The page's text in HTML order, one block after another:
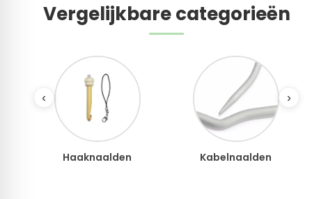
Vergelijkbare categorieën
‹ ›
Haaknaalden Kabelnaalden